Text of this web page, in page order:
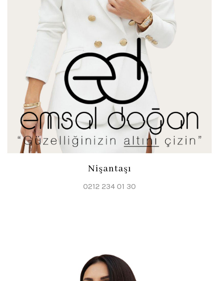
Nişantaşı
0212 234 01 30